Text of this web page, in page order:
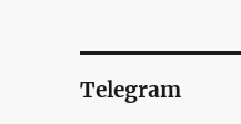
Telegram